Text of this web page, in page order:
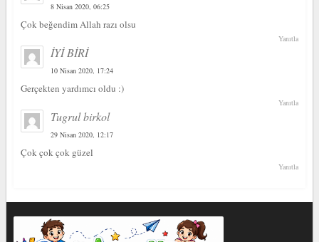
8 Nisan 2020, 06:25
Çok beğendim Allah razı olsu
Yanıtla
İYİ BİRİ
10 Nisan 2020, 17:24
Gerçekten yardımcı oldu :)
Yanıtla
Tugrul birkol
29 Nisan 2020, 12:17
Çok çok çok güzel
Yanıtla